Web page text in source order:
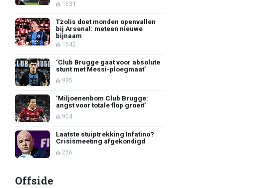
1631
Tzolis doet monden openvallen
bij Arsenal: meteen nieuwe
bijnaam
1542
‘Club Brugge gaat voor absolute
stunt met Messi-ploegmaat’
995
‘Miljoenenbom Club Brugge:
angst voor totale flop groeit’
904
Laatste stuiptrekking Infatino?
Crisismeeting afgekondigd
256
Offside